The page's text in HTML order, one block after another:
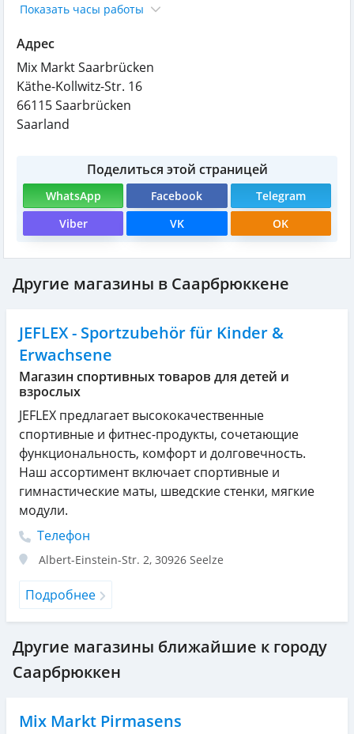
Показать часы работы
Адрес
Mix Markt Saarbrücken
Käthe-Kollwitz-Str. 16
66115Saarbrücken
Saarland
Поделиться этой страницей
WhatsApp Facebook
Telegram
Viber
VK OK
Другие магазины в Саарбрюккене
JEFLEX - Sportzubehör für Kinder &
Erwachsene
Магазин спортивных товаров для детей и
взрослых
JEFLEX предлагает высококачественные
спортивные и фитнес-продукты, сочетающие
функциональность, комфорт и долговечность.
Наш ассортимент включает спортивные и
гимнастические маты, шведские стенки, мягкие
модули.
Телефон
Albert-Einstein-Str. 2, 30926 Seelze
Подробнее
Другие магазины ближайшие к городу
Саарбрюккен
Mix Markt Pirmasens